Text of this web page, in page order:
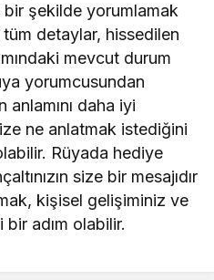
bir şekilde yorumlamak
detaylar, hissedilen
mevcut durum
yorumcusundan
anlamını daha iyi
ne anlatmak istediğini
Rüyada hediye
size bir mesajıdır
kişisel gelişiminiz ve
adım olabilir.